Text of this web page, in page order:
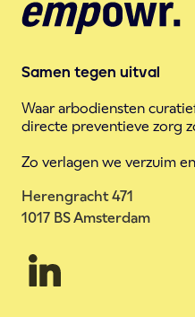
Samen tegen uitval
Waar arbodiensten
directe preventieve zorg
Zo verlagen we verzuim
Herengracht 471
1017 BS Amsterdam